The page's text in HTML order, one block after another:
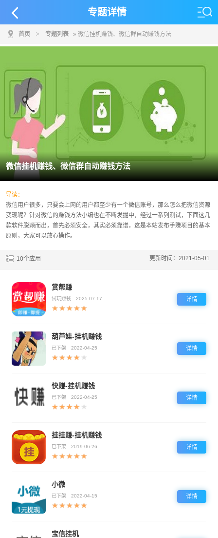
专题详情
首页 > 专题列表 » 微信挂机赚钱、微信群自动赚钱方法
微信挂机赚钱、微信群自动赚钱方法
导读：
微信用户很多，只要会上网的用户都至少有一个微信账号，那么怎么把微信资源
变现呢？针对微信的赚钱方法小编也在不断发掘中，经过一系列测试，下面这几
款软件脱颖而出，首先必须安全，其实必须靠谱，这是本站发布手赚项目的基本
原则，大家可以放心操作。
10个应用 更新时间：2021-05-01
赏帮赚
试玩赚钱 2025-07-17 详情
葫芦娃-挂机赚钱
已下架 2022-04-25 详情
快赚-挂机赚钱
已下架 2022-04-25 详情
挂挂赚-挂机赚钱
已下架 2019-06-26 详情
小微
已下架 2022-04-15 详情
宝信挂机